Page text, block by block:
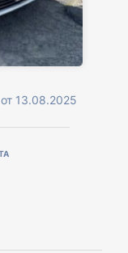
13.08.2025